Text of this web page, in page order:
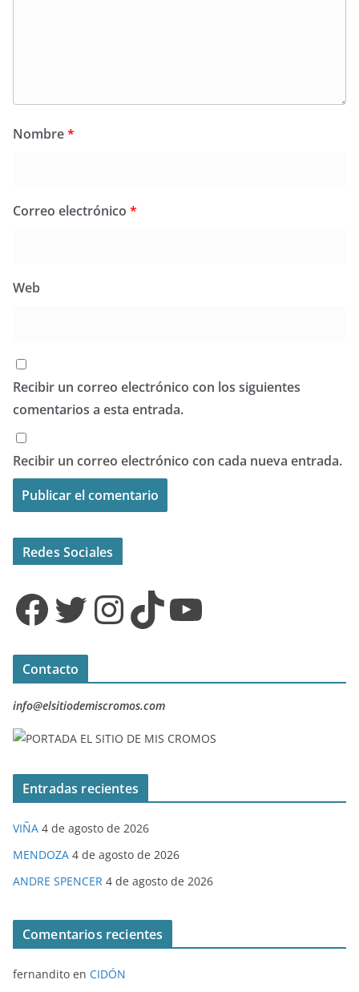
Nombre*
Correo electrónico *
Web
Recibir un correo electrónico con los siguientes
comentarios a esta entrada.
Recibir un correo electrónico con cada nueva entrada.
Redes Sociales
Facebook Twitter InstagramTikTok YouTube
Contacto
info@elsitiodemiscromos.com
Entradas recientes
VIÑA 4 de agosto de 2026
MENDOZA 4 de agosto de 2026
ANDRE SPENCER 4 de agosto de 2026
Comentarios recientes
fernandito en CIDÓN